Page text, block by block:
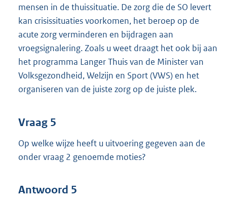
mensen in de thuissituatie. De zorg die de SO levert
kan crisissituaties voorkomen, het beroep op de
acute zorg verminderen en bijdragen aan
vroegsignalering. Zoals u weet draagt het ook bij aan
het programma Langer Thuis van de Minister van
Volksgezondheid, Welzijn en Sport (VWS) en het
organiseren van de juiste zorg op de juiste plek.
Vraag 5
Op welke wijze heeft u uitvoering gegeven aan de
onder vraag 2 genoemde moties?
Antwoord 5